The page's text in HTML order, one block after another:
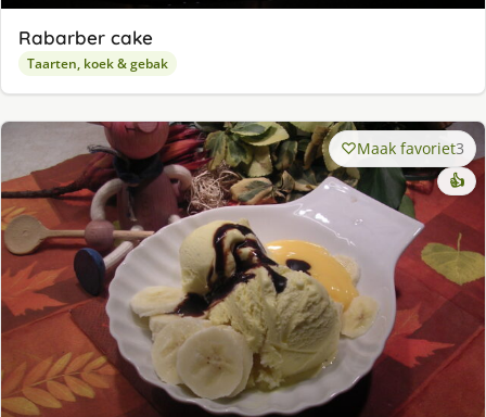
Rabarber cake
Taarten, koek & gebak
Maak favoriet3
👍